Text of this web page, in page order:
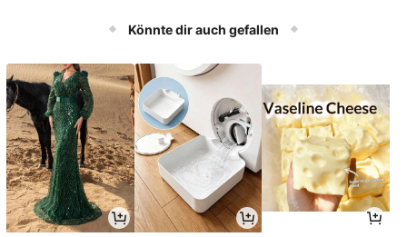
Könnte dir auch gefallen